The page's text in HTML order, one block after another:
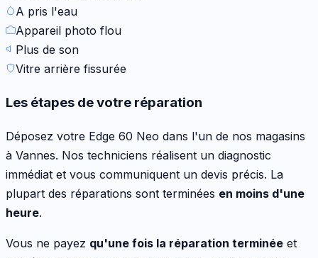
A pris l'eau
Appareil photo flou
Plus de son
Vitre arrière fissurée
Les étapes de votre réparation
Déposez votre Edge 60 Neo dans l'un de nos magasins
à Vannes. Nos techniciens réalisent un diagnostic
immédiat et vous communiquent un devis précis. La
plupart des réparations sont terminées en moins d'une
heure.
Vous ne payez qu'une fois la réparation terminée et